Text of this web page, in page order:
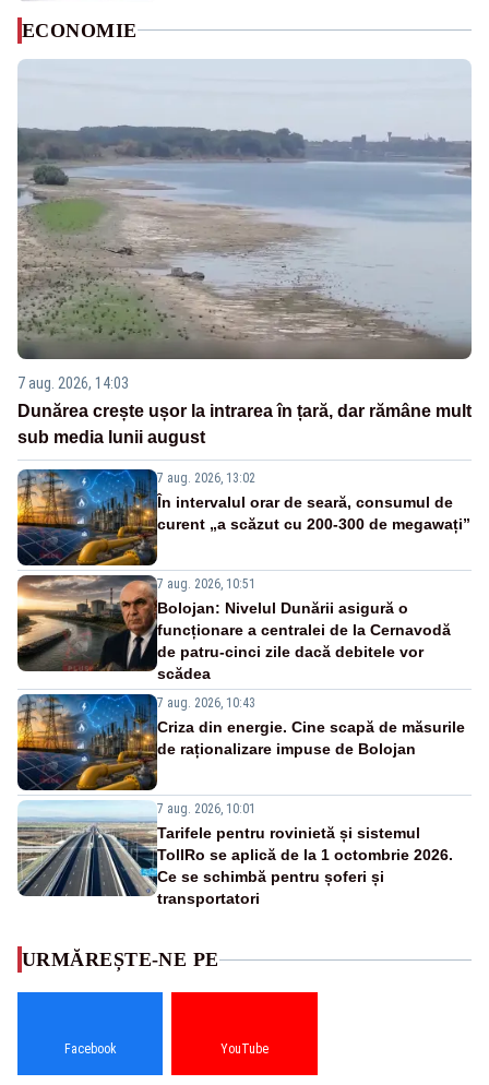
ECONOMIE
7 aug. 2026, 14:03
Dunărea crește ușor la intrarea în țară, dar rămâne mult
sub media lunii august
7 aug. 2026, 13:02
În intervalul orar de seară, consumul de
curent „a scăzut cu 200-300 de megawați”
7 aug. 2026, 10:51
Bolojan: Nivelul Dunării asigură o
funcționare a centralei de la Cernavodă
de patru-cinci zile dacă debitele vor
scădea
7 aug. 2026, 10:43
Criza din energie. Cine scapă de măsurile
de raționalizare impuse de Bolojan
7 aug. 2026, 10:01
Tarifele pentru rovinietă și sistemul
TollRo se aplică de la 1 octombrie 2026.
Ce se schimbă pentru șoferi și
transportatori
URMĂREȘTE-NE PE
Facebook YouTube